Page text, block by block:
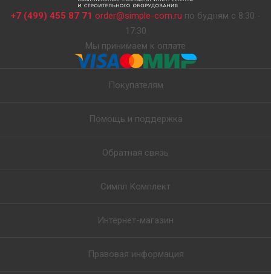
+7 (499) 455 87 71 order@simple-com.ru по будням с 8:30 -
17:30
Мы принимаем к оплате
Покупателям
Помощь и поддержка
Обратная связь
Симпл Комплект
Интернет-магазин
Правовая информация